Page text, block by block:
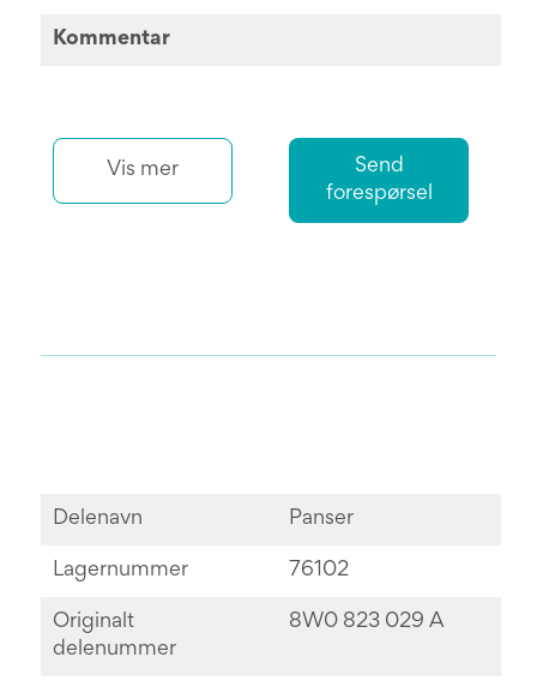
Kommentar
Vis mer
Send
forespørsel
Delenavn Panser
Lagernummer 76102
Originalt
delenummer
8W0 823 029 A